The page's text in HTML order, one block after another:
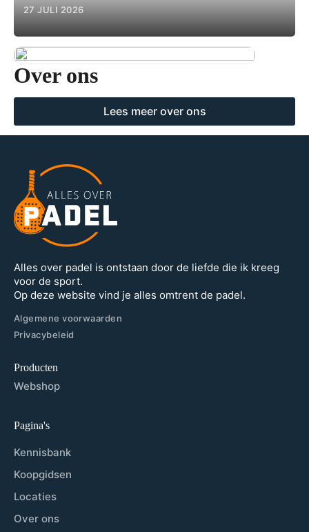
27 JULI 2026
Over ons
Lees meer over ons
Alles over padel is ontstaan door de liefde die ik kreeg
voor de sport.
Op deze website vind je alles omtrent de padel.
Algemene voorwaarden
Privacybeleid
Producten
Webshop
Pagina's
Kennisbank
Koopgidsen
Locaties
Over ons